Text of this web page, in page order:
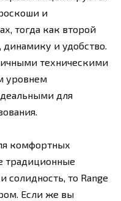
и
тогда как второй
динамику и удобство.
техническими
уровнем
для
комфортных
традиционные
солидность, то Range
Если же вы